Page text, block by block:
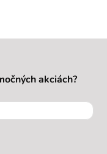
akciách?